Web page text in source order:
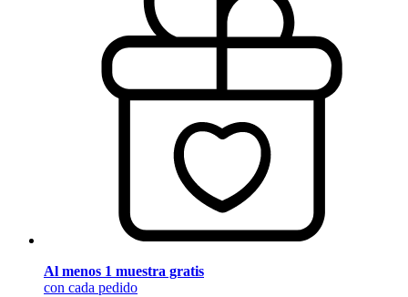
Al menos 1 muestra gratis
con cada pedido